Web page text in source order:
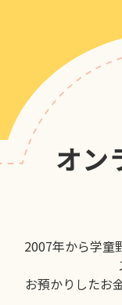
オン
2007年から学童
お預かりしたお